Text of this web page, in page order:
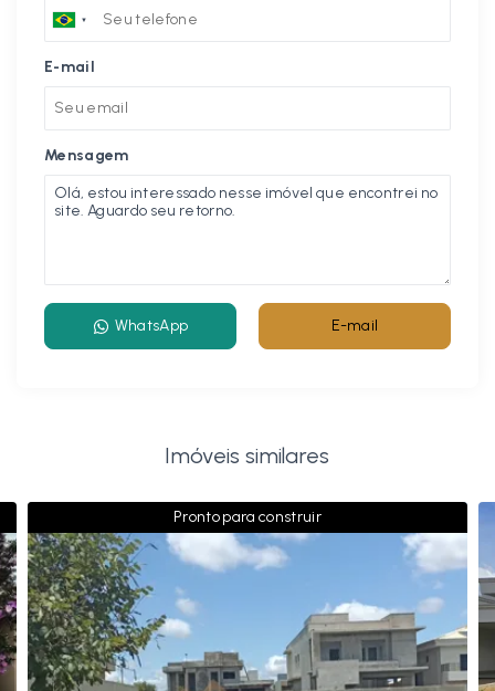
E-mail
Mensagem
WhatsApp E-mail
Imóveis similares
Pronto para construir